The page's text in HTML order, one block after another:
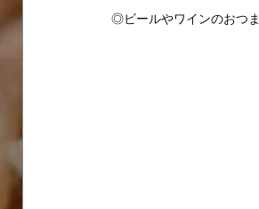
◎ビールやワインのおつま